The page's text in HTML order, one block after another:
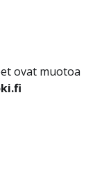
ovat muotoa